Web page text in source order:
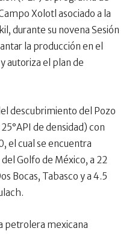
Xolotl asociado a la
durante su novena Sesión
la producción en el
autoriza el plan de
descubrimiento del Pozo
de densidad) con
el cual se encuentra
Golfo de México, a 22
Bocas, Tabasco y a 4.5
petrolera mexicana